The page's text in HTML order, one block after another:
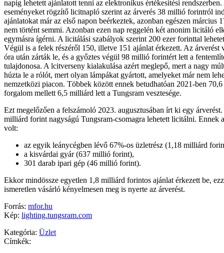
napig lehetett ajánlatott tenni az elektronikus értékesítési
eseményeket rögzítő licitnapló szerint az árverés 38 millió forintról
ajánlatokat már az első napon beérkeztek, azonban egészen március
nem történt semmi. Azonban ezen nap reggelén két anonim licitáló
egymásra ígérni. A licitálási szabályok szerint 200 ezer forinttal
Végül is a felek részéről 150, illetve 151 ajánlat érkezett. Az árverést
óra után zárták le, és a győztes végül 98 millió forintért lett a
tulajdonosa. A lcitverseny kialakulása azért meglepő, mert a nagy
húzta le a rólót, mert olyan lámpákat gyártott, amelyeket már nem
nemzetközi piacon. Többek között ennek betudhatóan 2021-ben
forgalom mellett 6,5 milliárd lett a Tungsram vesztesége.
Ezt megelőzően a felszámoló 2023. augusztusában írt ki egy
milliárd forint nagyságú Tungsram-csomagra lehetett licitálni. Ennek
volt:
az egyik leánycégben lévő 67%-os üzletrész (1,18 milliárd
a kisvárdai gyár (637 millió forint),
301 darab ipari gép (46 millió forint).
Ekkor mindössze egyetlen 1,8 milliárd forintos ajánlat érkezett be,
ismeretlen vásárló kényelmesen meg is nyerte az árverést.
Forrás: mfor.hu
Kép: lighting.tungsram.com
Kategória: Üzlet
Címkék: